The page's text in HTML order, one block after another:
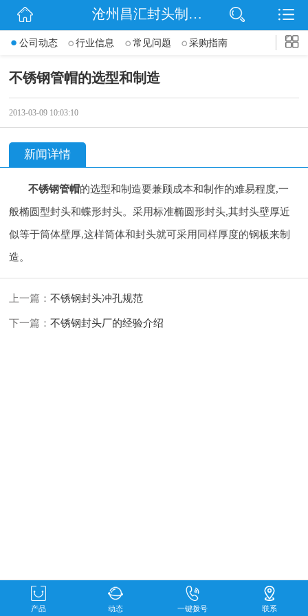
网站首页
沧州昌汇封头制造有限公司
公司动态 行业信息 常见问题 采购指南
不锈钢管帽的选型和制造
2013-03-09 10:03:10
新闻详情
不锈钢管帽的选型和制造要兼顾成本和制作的难易程度,一
般椭圆型封头和蝶形封头。采用标准椭圆形封头,其封头壁厚近
似等于筒体壁厚,这样筒体和封头就可采用同样厚度的钢板来制
造。
上一篇：不锈钢封头冲孔规范
下一篇：不锈钢封头厂的经验介绍
产品 动态 一键拨号 联系